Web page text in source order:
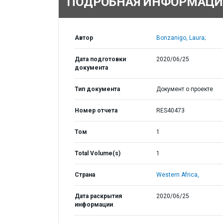
Автор Bonzanigo, Laura;
Дата подготовки
документа
2020/06/25
Тип документа Документ о проекте
Номер отчета RES40473
Том 1
Total Volume(s) 1
Страна Western Africa,
Дата раскрытия
информации
2020/06/25